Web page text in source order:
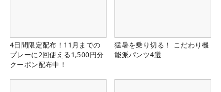
4日間限定配布！11月までの
プレーに2回使える1,500円分
クーポン配布中！
猛暑を乗り切る！ こだわり機
能派パンツ4選